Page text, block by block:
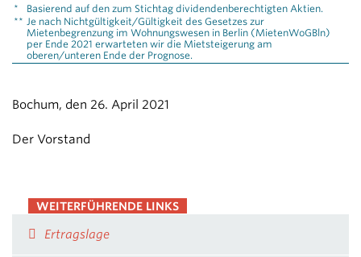
WEITERFÜHRENDE LINKS
Ertragslage
*
Basierend auf den zum Stichtag dividendenberechtigten Aktien.
** Je nach Nichtgültigkeit/Gültigkeit des Gesetzes zur
Mietenbegrenzung im Wohnungswesen in Berlin (MietenWoGBln)
per Ende 2021 erwarteten wir die Mietsteigerung am
oberen/unteren Ende der Prognose.
Bochum, den 26. April 2021
Der Vorstand